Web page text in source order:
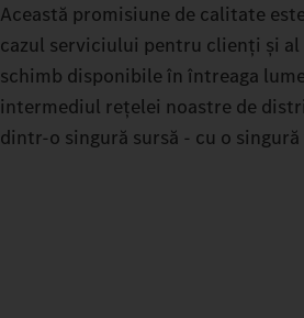
Această promisiune de calitate
cazul serviciului pentru clienți și al
schimb disponibile în întreaga
intermediul rețelei noastre de
dintr-o singură sursă - cu o